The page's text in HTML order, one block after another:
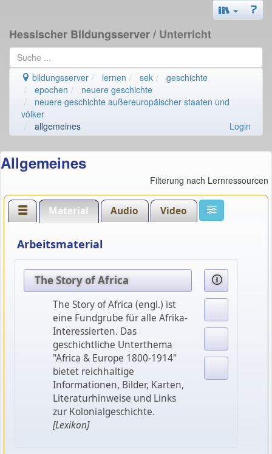
Hessischer Bildungsserver/ Unterricht
bildungsserver lernen sek
geschichte
epochen
neuere geschichte
neuere geschichte außereuropäischer staaten und
völker
allgemeines
Login
Allgemeines
Filterung nach Lernressourcen
Material Audio Video
Arbeitsmaterial
The Story of Africa
The Story of Africa (engl.) ist
eine Fundgrube für alle Afrika-
Interessierten. Das
geschichtliche Unterthema
"Africa & Europe 1800-1914"
bietet reichhaltige
Informationen, Bilder, Karten,
Literaturhinweise und Links
zur Kolonialgeschichte.
[Lexikon]